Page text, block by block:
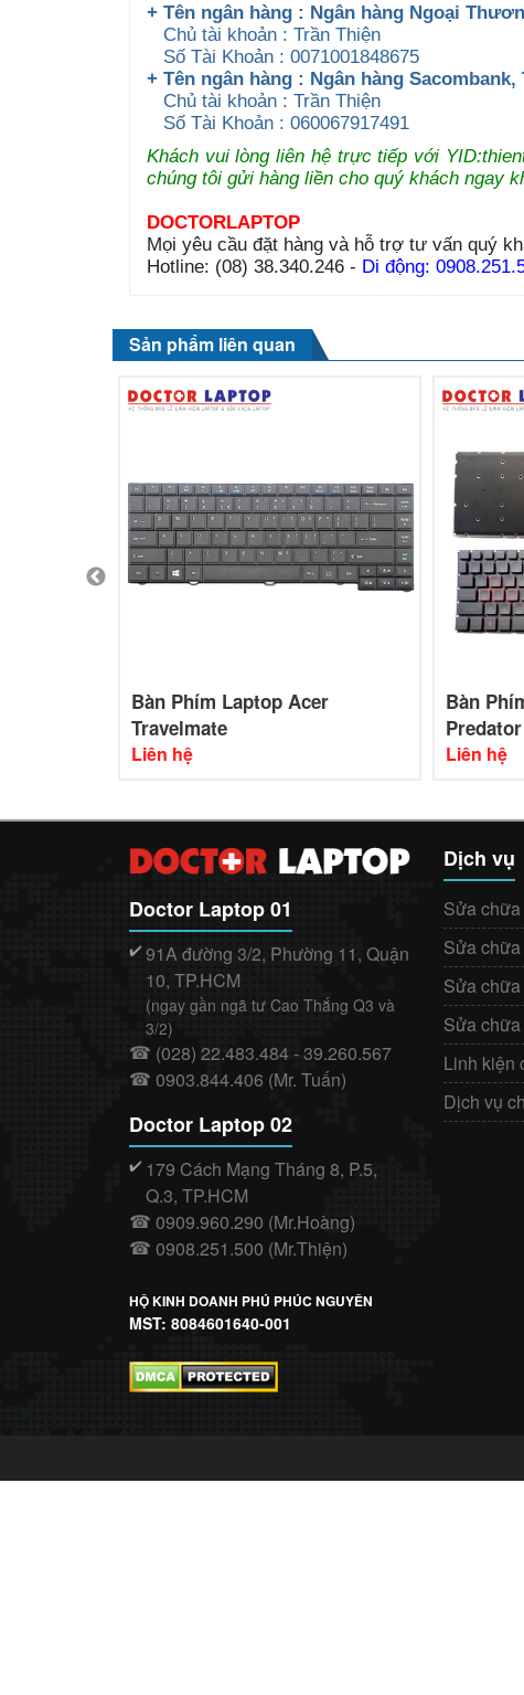
+ Tên ngân hàng : Ngân hàng Ngoại
Chủ tài khoản : Trần Thiện
Số Tài Khoản : 0071001848675
+ Tên ngân hàng : Ngân hàng Sacombank,
Chủ tài khoản : Trần Thiện
Số Tài Khoản : 060067917491
Khách vui lòng liên hệ trực tiếp với
chúng tôi gửi hàng liền cho quý khách ngay
DOCTORLAPTOP
Mọi yêu cầu đặt hàng và hỗ trợ tư vấn quý
Hotline: (08) 38.340.246 - Di động:
Sản phẩm liên quan
Bàn Phím Laptop Acer
Travelmate
Liên hệ
Bàn
Predator
Liên hệ
Doctor Laptop 01
✔️ 91A đường 3/2, Phường 11, Quận
10, TP.HCM
(ngay gần ngã tư Cao Thắng Q3 và
3/2)
☎ (028) 22.483.484 - 39.260.567
☎ 0903.844.406 (Mr. Tuấn)
Doctor Laptop 02
✔️ 179 Cách Mạng Tháng 8, P.5,
Q.3, TP.HCM
☎ 0909.960.290 (Mr.Hoàng)
☎ 0908.251.500 (Mr.Thiện)
HỘ KINH DOANH PHÚ PHÚC NGUYÊN
MST: 8084601640-001
Dịch vụ
Sửa
Sửa
Sửa
Sửa
Linh kiện
Dịch vụ